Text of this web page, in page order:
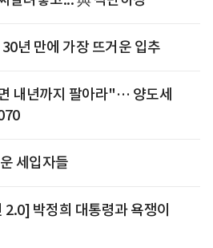
년 만에 가장 뜨거운 입추
내년까지 팔아라"… 양도세
세입자들
박정희 대통령과 욕쟁이